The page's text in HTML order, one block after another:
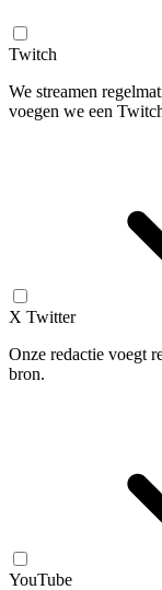
Twitch
We streamen
voegen we een
X Twitter
Onze redactie voegt
bron.
YouTube